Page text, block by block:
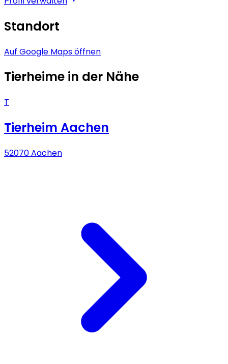
Standort
Auf Google Maps öffnen
Tierheime in der Nähe
T
Tierheim Aachen
52070 Aachen